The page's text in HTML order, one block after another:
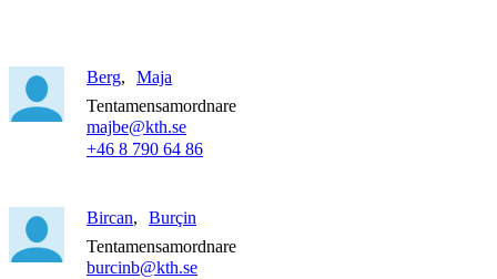
Berg
Maja
Tentamensamordnare
majbe@kth.se
+46 8 790 64 86
Bircan
Burçin
Tentamensamordnare
burcinb@kth.se